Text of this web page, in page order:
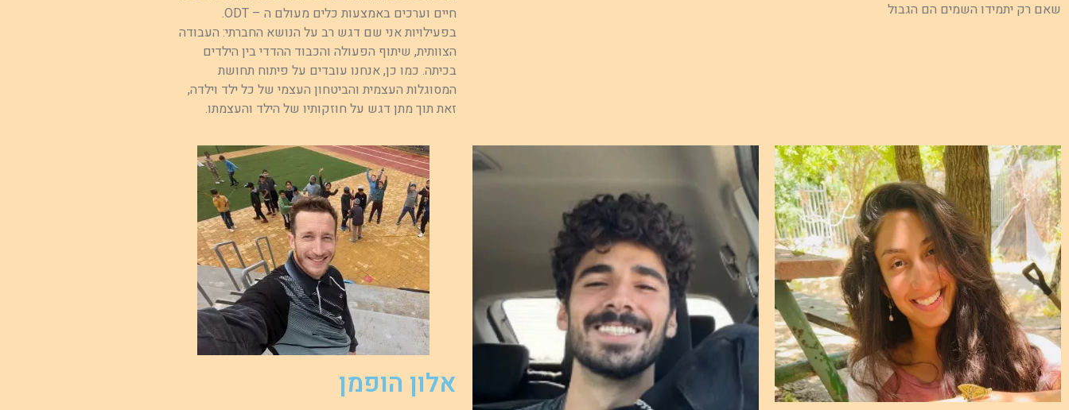
שאם רק יתמידו השמים הם הגבול
חיים וערכים באמצעות כלים מעולם ה – ODT.
בפעילויות אני שם דגש רב על הנושא החברתי: העבודה
הצוותית, שיתוף הפעולה והכבוד ההדדי בין הילדים
בכיתה. כמו כן, אנחנו עובדים על פיתוח תחושת
המסוגלות העצמית והביטחון העצמי של כל ילד וילדה,
זאת תוך מתן דגש על חוזקותיו של הילד והעצמתו.
אלון הופמן